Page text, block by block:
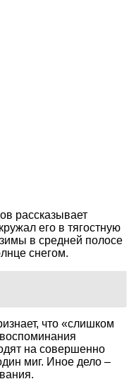
рассказывает
его в тягостную
в средней полосе
снегом.
что «слишком
на совершенно
миг. Иное дело –